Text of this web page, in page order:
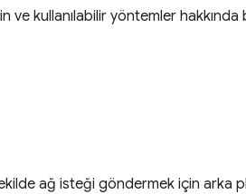
ve kullanılabilir yöntemler
ağ isteği göndermek için arka